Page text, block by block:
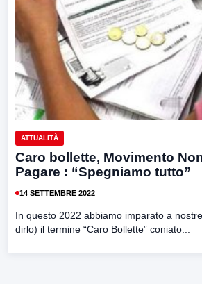
ATTUALITÀ
Caro bollette, Movimento
Pagare : “Spegniamo tutto”
14 SETTEMBRE 2022
In questo 2022 abbiamo imparato a
dirlo) il termine “Caro Bollette” coniato...